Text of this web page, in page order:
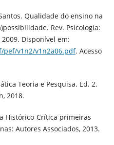
Qualidade do ensino na
Rev. Psicologia:
2009. Disponível em:
v1n2/v1n2a06.pdf. Acesso
Teoria e Pesquisa. Ed. 2.
2018.
Histórico-Crítica primeiras
Autores Associados, 2013.